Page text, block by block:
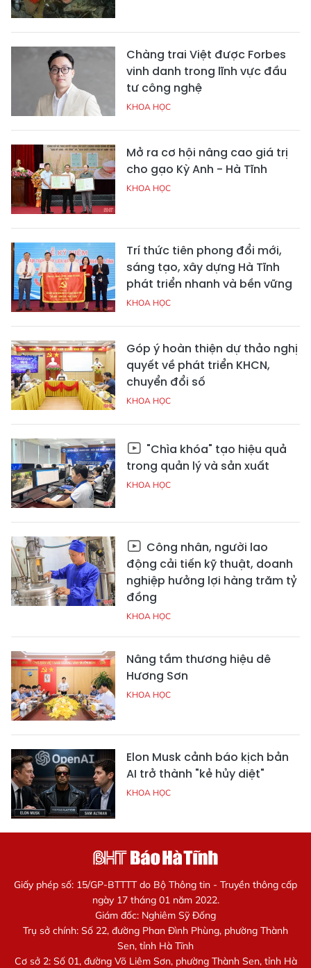
Chàng trai Việt được Forbes
vinh danh trong lĩnh vực đầu
tư công nghệ
KHOA HỌC
Mở ra cơ hội nâng cao giá trị
cho gạo Kỳ Anh - Hà Tĩnh
KHOA HỌC
Trí thức tiên phong đổi mới,
sáng tạo, xây dựng Hà Tĩnh
phát triển nhanh và bền vững
KHOA HỌC
Góp ý hoàn thiện dự thảo nghị
quyết về phát triển KHCN,
chuyển đổi số
KHOA HỌC
"Chìa khóa" tạo hiệu quả
trong quản lý và sản xuất
KHOA HỌC
Công nhân, người lao
động cải tiến kỹ thuật, doanh
nghiệp hưởng lợi hàng trăm tỷ
đồng
KHOA HỌC
Nâng tầm thương hiệu dê
Hương Sơn
KHOA HỌC
Elon Musk cảnh báo kịch bản
AI trở thành "kẻ hủy diệt"
KHOA HỌC
Giấy phép số: 15/GP-BTTTT do Bộ Thông tin - Truyền thông cấp
ngày 17 tháng 01 năm 2022.
Giám đốc: Nghiêm Sỹ Đống
Trụ sở chính: Số 22, đường Phan Đình Phùng, phường Thành
Sen, tỉnh Hà Tĩnh
Cơ sở 2: Số 01, đường Võ Liêm Sơn, phường Thành Sen, tỉnh Hà